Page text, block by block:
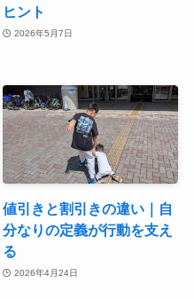
ヒント
2026年5月7日
値引きと割引きの違い｜自
分なりの定義が行動を支え
る
2026年4月24日